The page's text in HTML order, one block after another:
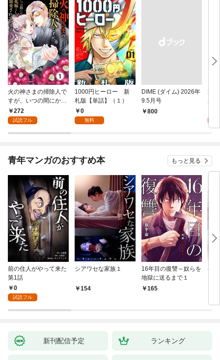
火の神さまの掃除人で
すが、いつの間にか花
嫁として溺愛されてい
ます【単話】（１）
272
試読フル
1000円ヒーロー 新
札版【単話】（１）
0
無料
DIME (ダイム) 2026年
9.5月号
￥800
追
か
れ
（
青年マンガのおすすめ本 もっと見る
前の住人がやって来た
第1話
0
試読フル
シアワセな家族１
154
16年目の復讐～奴らを
地獄に送るまで１
165
ベ
新刊配信予定 ランキング